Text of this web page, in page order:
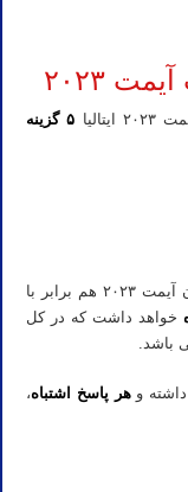
۲۰۲۳
۵ گزینه
با
خواهد داشت که در کل
باشد.
داشته وهر پاسخ اشتباه،